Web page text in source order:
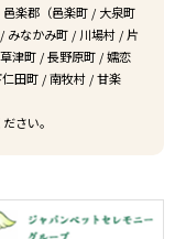
邑楽郡（邑楽町 / 大泉町
/ みなかみ町 / 川場村 / 片
草津町 /長野原町 /嬬恋
田町 /南牧村 /甘楽
さい。